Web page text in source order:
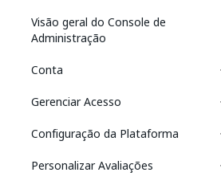
Visão geral do Console de
Administração
Conta
Gerenciar Acesso
Configuração da Plataforma
Personalizar Avaliações